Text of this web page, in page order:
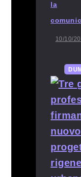
la
10/10/